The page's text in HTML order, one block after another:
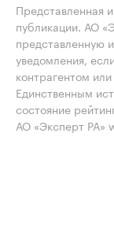
Представленная
публикации. АО
представленную
уведомления,
контрагентом
Единственным
состояние
АО «Эксперт РА»